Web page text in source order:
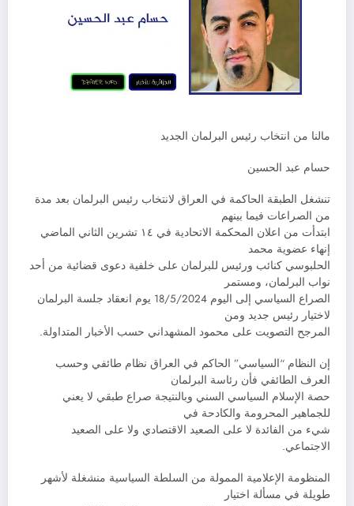
مالنا من انتخاب رئيس البرلمان الجديد
حسام عبد الحسين
تنشغل الطبقة الحاكمة في العراق لانتخاب رئيس البرلمان بعد مدة
من الصراعات فيما بينهم
ابتدأت من اعلان المحكمة الاتحادية في ١٤ تشرين الثاني الماضي
إنهاء عضوية محمد
الحلبوسي كنائب ورئيس للبرلمان على خلفية دعوى قضائية من أحد
نواب البرلمان، ومستمر
الصراع السياسي إلى اليوم 18/5/2024 يوم انعقاد جلسة البرلمان
لاختيار رئيس جديد ومن
المرجح التصويت على محمود المشهداني حسب الأخبار المتداولة.
إن النظام “السياسي” الحاكم في العراق نظام طائفي وحسب
العرف الطائفي فأن رئاسة البرلمان
حصة الإسلام السياسي السني وبالنتيجة صراع طبقي لا يعني
للجماهير المحرومة والكادحة في
شيء من الفائدة لا على الصعيد الاقتصادي ولا على الصعيد
الاجتماعي.
المنظومة الإعلامية الممولة من السلطة السياسية منشغلة لأشهر
طويلة في مسألة اختيار